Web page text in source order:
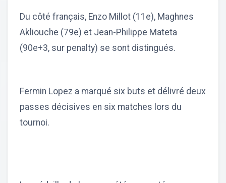
Du côté français, Enzo Millot (11e), Maghnes
Akliouche (79e) et Jean-Philippe Mateta
(90e+3, sur penalty) se sont distingués.
Fermin Lopez a marqué six buts et délivré deux
passes décisives en six matches lors du
tournoi.